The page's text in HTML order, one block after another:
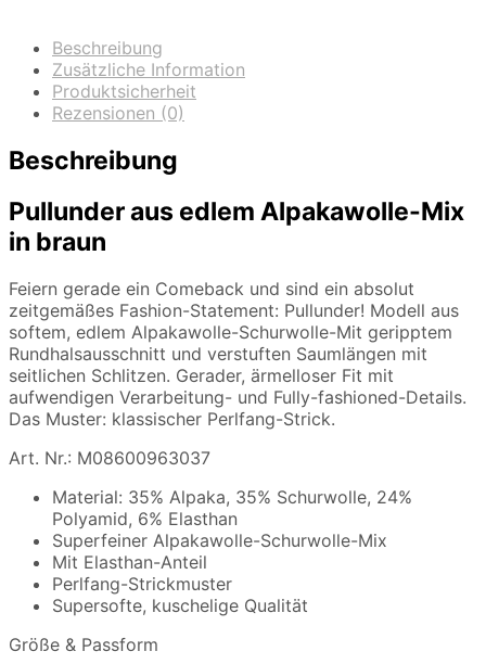
Beschreibung
Zusätzliche Information
Produktsicherheit
Rezensionen (0)
Beschreibung
Pullunder aus edlem Alpakawolle-Mix
in braun
Feiern gerade ein Comeback und sind ein absolut
zeitgemäßes Fashion-Statement: Pullunder! Modell aus
softem, edlem Alpakawolle-Schurwolle-Mit geripptem
Rundhalsausschnitt und verstuften Saumlängen mit
seitlichen Schlitzen. Gerader, ärmelloser Fit mit
aufwendigen Verarbeitung- und Fully-fashioned-Details.
Das Muster: klassischer Perlfang-Strick.
Art. Nr.: M08600963037
Material: 35% Alpaka, 35% Schurwolle, 24%
Polyamid, 6% Elasthan
Superfeiner Alpakawolle-Schurwolle-Mix
Mit Elasthan-Anteil
Perlfang-Strickmuster
Supersofte, kuschelige Qualität
Größe & Passform